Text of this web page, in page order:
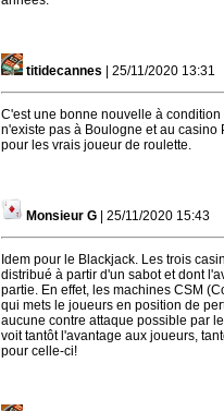
titidecannes | 25/11/2020 13:31
C'est une bonne nouvelle à
n'existe pas à Boulogne et au casino
pour les vrais joueur de roulette.
Monsieur G| 25/11/2020 15:43
Idem pour le Blackjack. Les trois
distribué à partir d'un sabot et dont
partie. En effet, les machines CSM
qui mets le joueurs en position de
aucune contre attaque possible par
voit tantôt l'avantage aux joueurs,
pour celle-ci!